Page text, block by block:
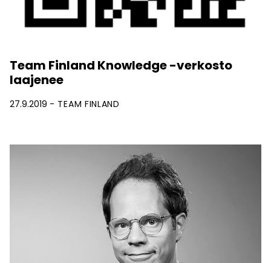
Team Finland Knowledge -verkosto
laajenee
27.9.2019 TEAM FINLAND